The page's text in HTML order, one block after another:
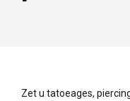
Zet u tatoeages,